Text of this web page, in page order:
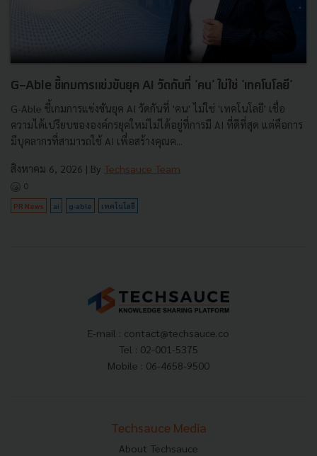
G-Able ชี้เกมการแข่งขันยุค AI วัดกันที่ 'คน' ไม่ใช่ 'เทคโนโลยี'
G-Able ชี้เกมการแข่งขันยุค AI วัดกันที่ 'คน' ไม่ใช่ 'เทคโนโลยี' เชื่อ
ความได้เปรียบขององค์กรยุคใหม่ไม่ได้อยู่ที่การมี AI ที่ดีที่สุด แต่คือการ
มีบุคลากรที่สามารถใช้ AI เพื่อสร้างคุณค...
สิงหาคม 6, 2026 | By Techsauce Team
0
PR News ai g-able เทคโนโลยี
E-mail : contact@techsauce.co
Tel : 02-001-5375
Mobile : 06-4658-9500
Techsauce Media
About Techsauce